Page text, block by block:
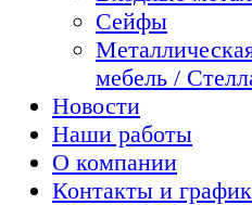
Сейфы
мебель /
Новости
Наши работы
О компании
Контакты и